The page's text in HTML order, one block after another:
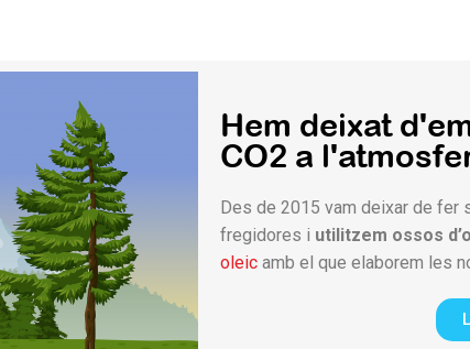
Hem deixat
CO2 a
Des de 2015 vam deixar de fer
fregidores i utilitzem ossos
oleic amb el que elaborem les